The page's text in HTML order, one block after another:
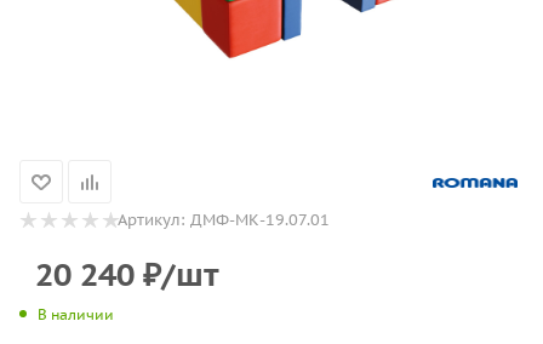
Артикул: ДМФ-МК-19.07.01
20 240 ₽/шт
В наличии